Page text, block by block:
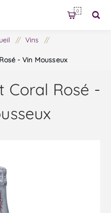
0
/ Vins /
- Vin Mousseux
Coral Rosé -